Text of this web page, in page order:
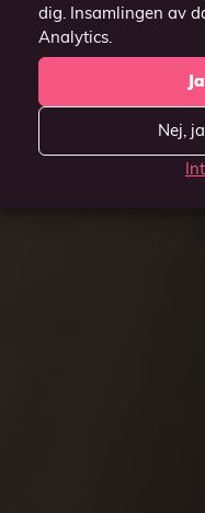
dig. Insamlingen av
Analytics.
Nej,